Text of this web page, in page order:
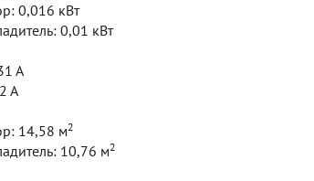
0,016 кВт
0,01 кВт
А
А
14,58 м2
10,76 м2